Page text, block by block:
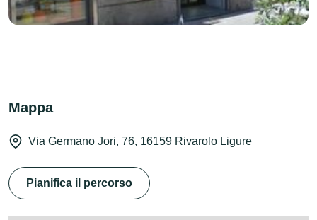
Mappa
Via Germano Jori, 76, 16159 Rivarolo Ligure
Pianifica il percorso